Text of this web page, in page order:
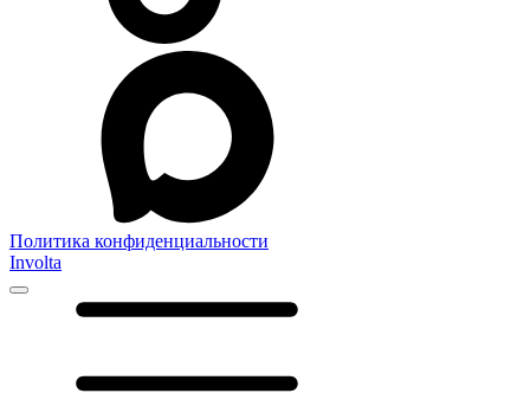
Политика конфиденциальности
Involta